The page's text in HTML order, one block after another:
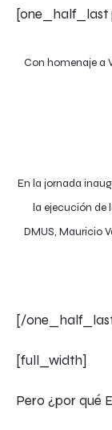
[one_half_last
Con homenaje a
En la jornada
la ejecución de
DMUS, Mauricio
[/
[full_width]
Pero ¿por qué